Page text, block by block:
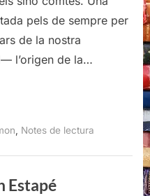
pels de sempre per
de la nostra
l’origen de la…
Notes de lectura
Estapé